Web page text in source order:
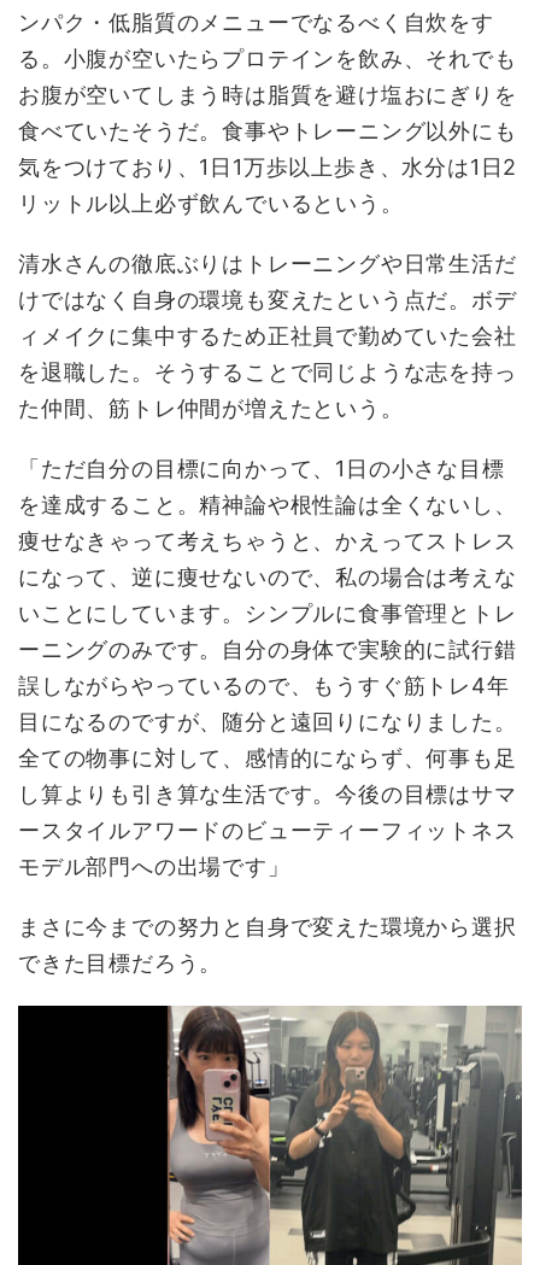
ンパク・低脂質のメニューでなるべく自炊をす
る。小腹が空いたらプロテインを飲み、それでも
お腹が空いてしまう時は脂質を避け塩おにぎりを
食べていたそうだ。食事やトレーニング以外にも
気をつけており、 1 日 1万歩以上歩き、水分は1 日2
リットル以上必ず飲んでいるという。
清水さんの徹底ぶりはトレーニングや日常生活だ
けではなく自身の環境も変えたという点だ。ボデ
ィメイクに集中するため正社員で勤めていた会社
を退職した。そうすることで同じような志を持っ
た仲間、筋トレ仲間が増えたという。
「ただ自分の目標に向かって、 1 日の小さな目標
を達成すること。精神論や根性論は全くないし、
痩せなきゃって考えちゃうと、かえってストレス
になって、逆に痩せないので、私の場合は考えな
いことにしています。シンプルに食事管理とトレ
ーニングのみです。自分の身体で実験的に試行錯
誤しながらやっているので、もうすぐ筋トレ4年
目になるのですが、随分と遠回りになりました。
全ての物事に対して、感情的にならず、何事も足
し算よりも引き算な生活です。今後の目標はサマ
ースタイルアワードのビューティーフィットネス
モデル部門への出場です」
まさに今までの努力と自身で変えた環境から選択
できた目標だろう。